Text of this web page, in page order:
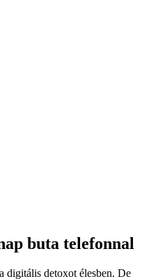
buta telefonnal
digitális detoxot élesben. De